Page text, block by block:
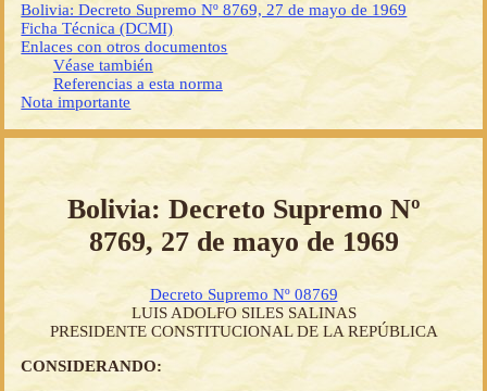
Bolivia: Decreto Supremo Nº 8769, 27 de mayo de 1969
Ficha Técnica (DCMI)
Enlaces con otros documentos
Véase también
Referencias a esta norma
Nota importante
Bolivia: Decreto Supremo Nº
8769, 27 de mayo de 1969
Decreto Supremo Nº 08769
LUIS ADOLFO SILES SALINAS
PRESIDENTE CONSTITUCIONAL DE LA REPÚBLICA
CONSIDERANDO: